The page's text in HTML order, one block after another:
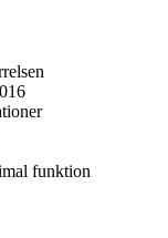
funktion